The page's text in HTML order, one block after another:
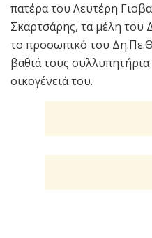
πατέρα του Λευτέρη
Σκαρτσάρης, τα μέλη του
το προσωπικό του
βαθιά τους συλλυπητήρια
οικογένειά του.